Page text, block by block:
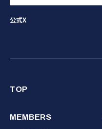
公式X
TOP
MEMBERS